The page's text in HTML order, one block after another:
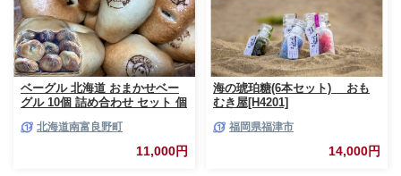
ベーグル 北海道 おまかせベー
グル 10個 詰め合わせ セット 個
酵母 天然酵母パン ナッツ チョ
コ チーズ レーズン いちじく ベ
ーコン ソーセージ キャラメル
北海道南富良野町
11,000円
海の琥珀糖(6本セット) おも
むき屋[H4201]
福岡県福津市
14,000円